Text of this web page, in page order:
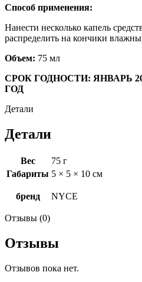
Способ применения:
Нанести несколько капель
распределить на кончики
Объем: 75 мл
СРОК ГОДНОСТИ: ЯНВАРЬ
ГОД
Детали
Детали
Вес
75 г
Габариты 5 × 5 × 10 см
бренд NYCE
Отзывы (0)
Отзывы
Отзывов пока нет.